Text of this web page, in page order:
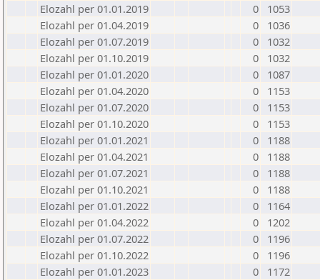
Elozahl per 01.01.2019
0
1053
Elozahl per 01.04.2019
0
1036
Elozahl per 01.07.2019
0
1032
Elozahl per 01.10.2019
0
1032
Elozahl per 01.01.2020
0
1087
Elozahl per 01.04.2020
0
1153
Elozahl per 01.07.2020
0
1153
Elozahl per 01.10.2020
0
1153
Elozahl per 01.01.2021
0
1188
Elozahl per 01.04.2021
0
1188
Elozahl per 01.07.2021
0
1188
Elozahl per 01.10.2021
0
1188
Elozahl per 01.01.2022
0
1164
Elozahl per 01.04.2022
0
1202
Elozahl per 01.07.2022
0
1196
Elozahl per 01.10.2022
0
1196
Elozahl per 01.01.2023
0
1172